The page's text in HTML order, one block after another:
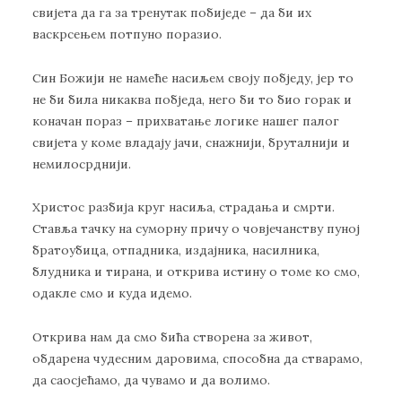
свијета да га за тренутак побиједе – да би их
васкрсењем потпуно поразио.
Син Божији не намеће насиљем своју побједу, јер то
не би била никаква побједа, него би то био горак и
коначан пораз – прихватање логике нашег палог
свијета у коме владају јачи, снажнији, бруталнији и
немилосрднији.
Христос разбија круг насиља, страдања и смрти.
Ставља тачку на суморну причу о човјечанству пуној
братоубица, отпадника, издајника, насилника,
блудника и тирана, и открива истину о томе ко смо,
одакле смо и куда идемо.
Открива нам да смо бића створена за живот,
обдарена чудесним даровима, способна да стварамо,
да саосјећамо, да чувамо и да волимо.